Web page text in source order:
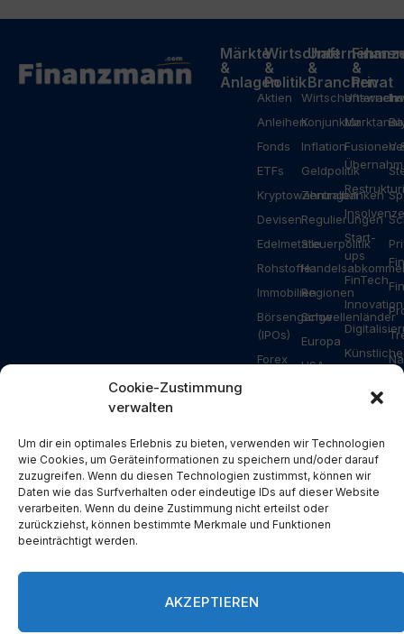
Cookie-Zustimmung
verwalten
Um dir ein optimales Erlebnis zu bieten, verwenden wir Technologien
wie Cookies, um Geräteinformationen zu speichern und/oder darauf
zuzugreifen. Wenn du diesen Technologien zustimmst, können wir
Daten wie das Surfverhalten oder eindeutige IDs auf dieser Website
verarbeiten. Wenn du deine Zustimmung nicht erteilst oder
zurückziehst, können bestimmte Merkmale und Funktionen
beeinträchtigt werden.
AKZEPTIEREN
Märkte
&
Anlagen
Aktien
Anleihen
Fonds
ETFs
Kryptowährungen
Devisen
Edelmetalle
Rohstoffe
Immobilien
Börsengänge
(IPOs)
Forex
Solana
NFT
Metaverse
Blockchain
Wirtschaft
&
Politik
Konjunktur
Inflation
Geldpolitik
Zentralbanken
Regulierungen
Steuerpolitik
Regionen
Schwellenländer
Europa
USA
Schweiz
Österreich
USA
China
Unternehmen
&
Branchen
Fusionen
Start-
ups
FinTech
Innovation
Künstliche
Intelligenz
Bauwesen
Energie
Konsum
&
Privat